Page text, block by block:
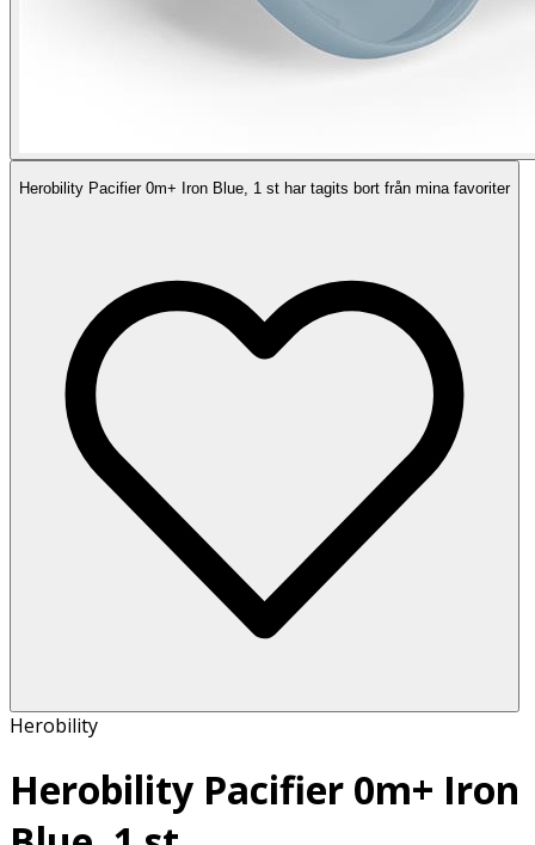
Herobility Pacifier 0m+ Iron Blue, 1 st har tagits bort från mina favoriter
Herobility
Herobility Pacifier 0m+ Iron